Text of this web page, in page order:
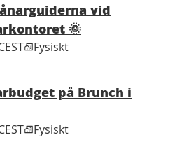
vid
🌞
Fysiskt
på Brunch i
Fysiskt